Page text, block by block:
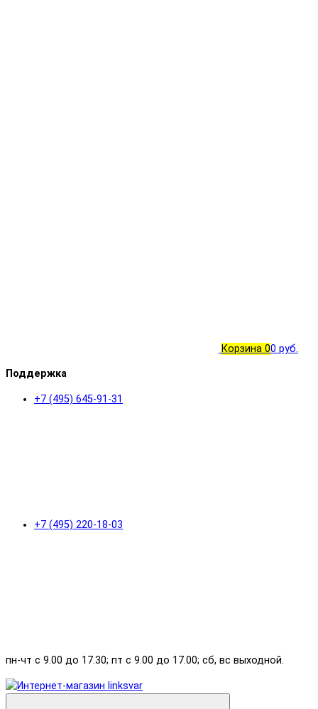
Корзина 00 руб.
Поддержка
+7 (495) 645-91-31
+7 (495) 220-18-03
пн-чт с 9.00 до 17.30; пт с 9.00 до 17.00; сб, вс выходной.